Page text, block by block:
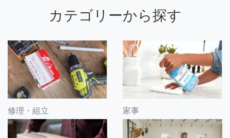
カテゴリーから探す
修理・組立 家事